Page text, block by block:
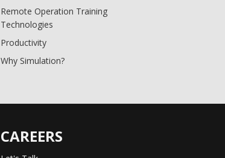
Remote Operation Training
Technologies
Productivity
Why Simulation?
CAREERS